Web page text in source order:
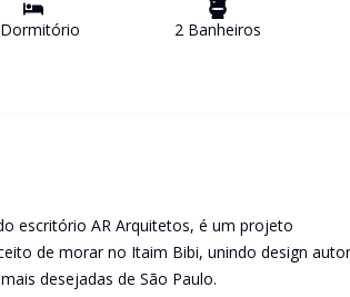
Dormitório 2Banheiros
escritório AR Arquitetos, é um projeto
de morar no Itaim Bibi, unindo design
desejadas de São Paulo.